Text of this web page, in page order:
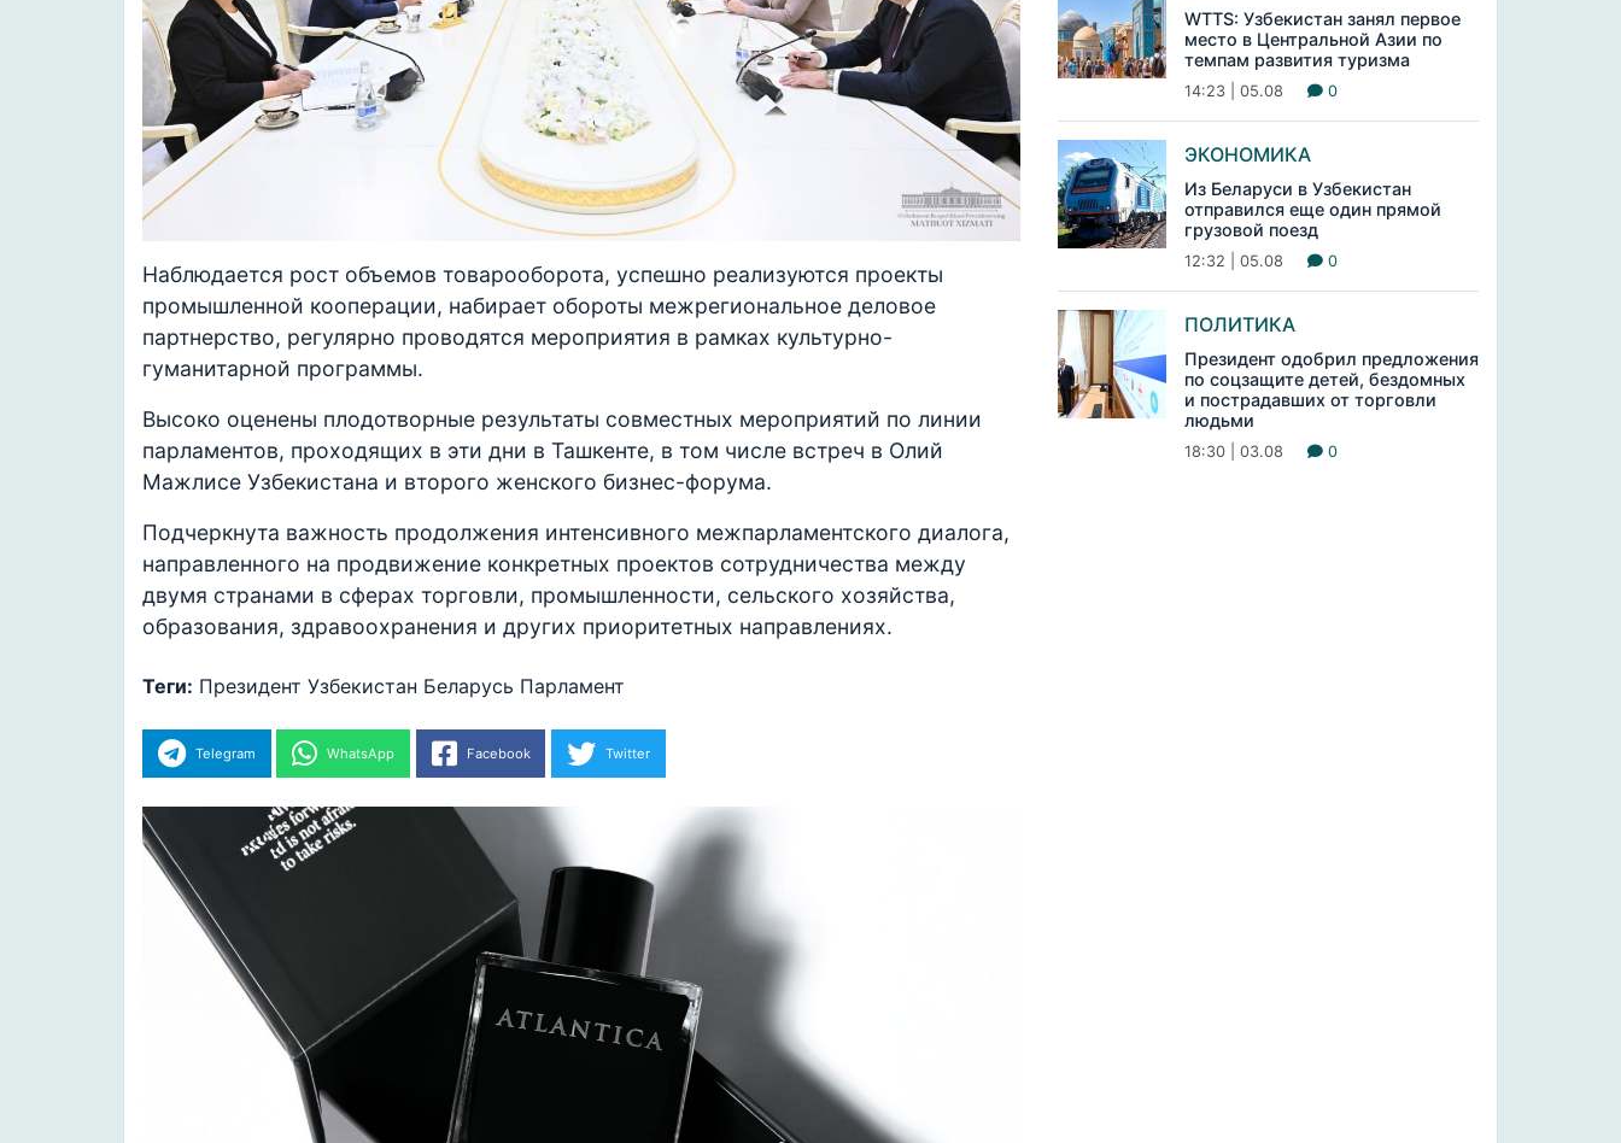
Наблюдается рост объемов товарооборота, успешно реализуются проекты
промышленной кооперации, набирает обороты межрегиональное деловое
партнерство, регулярно проводятся мероприятия в рамках культурно-
гуманитарной программы.
Высоко оценены плодотворные результаты совместных мероприятий по линии
парламентов, проходящих в эти дни в Ташкенте, в том числе встреч в Олий
Мажлисе Узбекистана и второго женского бизнес-форума.
Подчеркнута важность продолжения интенсивного межпарламентского диалога,
направленного на продвижение конкретных проектов сотрудничества между
двумя странами в сферах торговли, промышленности, сельского хозяйства,
образования, здравоохранения и других приоритетных направлениях.
Теги: Президент Узбекистан Беларусь Парламент
Telegram WhatsApp Facebook Twitter
WTTS: Узбекистан занял первое
место в Центральной Азии по
темпам развития туризма
14:23 | 05.08 0
ЭКОНОМИКА
Из Беларуси в Узбекистан
отправился еще один прямой
грузовой поезд
12:32 | 05.08 0
ПОЛИТИКА
Президент одобрил предложения
по соцзащите детей, бездомных
и пострадавших от торговли
людьми
18:30 | 03.08 0